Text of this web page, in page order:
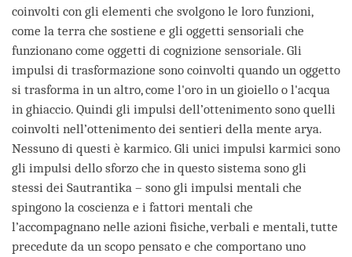
coinvolti con gli elementi che svolgono le loro funzioni,
come la terra che sostiene e gli oggetti sensoriali che
funzionano come oggetti di cognizione sensoriale. Gli
impulsi di trasformazione sono coinvolti quando un oggetto
si trasforma in un altro, come l'oro in un gioiello o l'acqua
in ghiaccio. Quindi gli impulsi dell’ottenimento sono quelli
coinvolti nell’ottenimento dei sentieri della mente arya.
Nessuno di questi è karmico. Gli unici impulsi karmici sono
gli impulsi dello sforzo che in questo sistema sono gli
stessi dei Sautrantika – sono gli impulsi mentali che
spingono la coscienza e i fattori mentali che
l’accompagnano nelle azioni fisiche, verbali e mentali, tutte
precedute da un scopo pensato e che comportano uno